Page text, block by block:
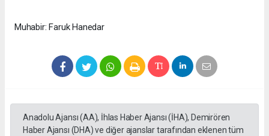
Muhabir: Faruk Hanedar
Anadolu Ajansı (AA), İhlas Haber Ajansı (İHA), Demirören
Haber Ajansı (DHA) ve diğer ajanslar tarafından eklenen tüm